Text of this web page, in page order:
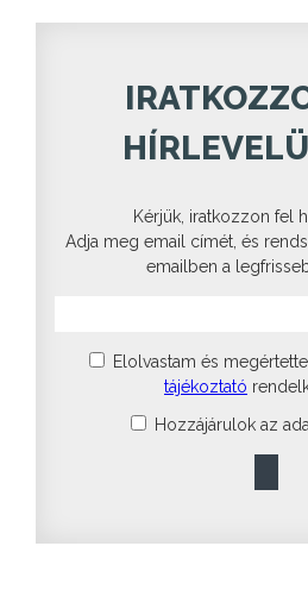
Kérjük, iratkozzon fel
Adja meg email címét, és
emailben a
Elolvastam és
tájékoztató
Hozzájárulok az